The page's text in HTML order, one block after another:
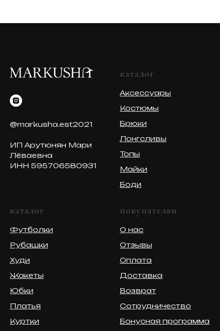
@markusha.est2021
ИП Арутюнян Мари
Лёваевна
ИНН 595706580931
каталог
Аксессуары
Костюмы
Брюки
Лонгсливы
Топы
Майки
Боди
каталог
Футболки
Рубашки
Худи
Жакеты
Юбки
Платья
Куртки
покупателям
О нас
Отзывы
Оплата
Доставка
Возврат
Сотрудничество
Бонусная программа